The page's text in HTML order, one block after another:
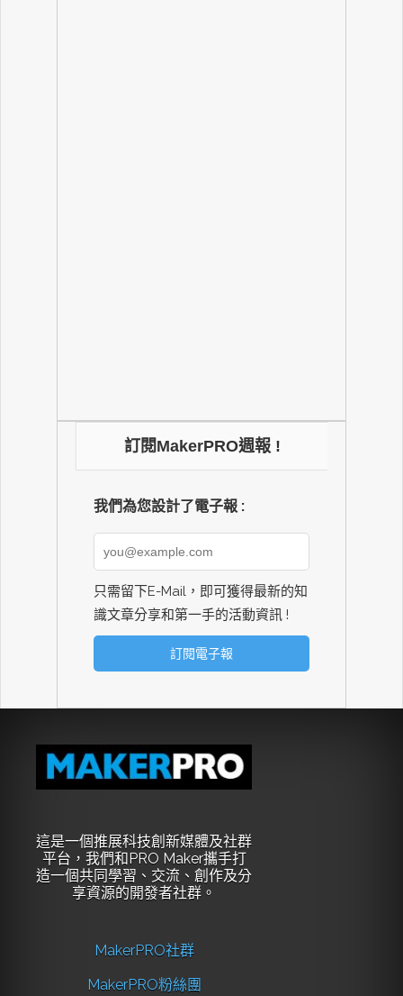
訂閱MakerPRO週報 !
我們為您設計了電子報 :
只需留下E-Mail，即可獲得最新的知
識文章分享和第一手的活動資訊 !
這是一個推展科技創新媒體及社群
平台，我們和PRO Maker攜手打
造一個共同學習、交流、創作及分
享資源的開發者社群。
MakerPRO社群
MakerPRO粉絲團